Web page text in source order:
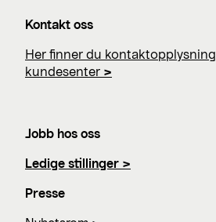
Kontakt oss
Her finner du
kundesenter >
Jobb hos oss
Ledige stillinger >
Presse